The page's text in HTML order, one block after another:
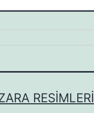
RESIMLERI